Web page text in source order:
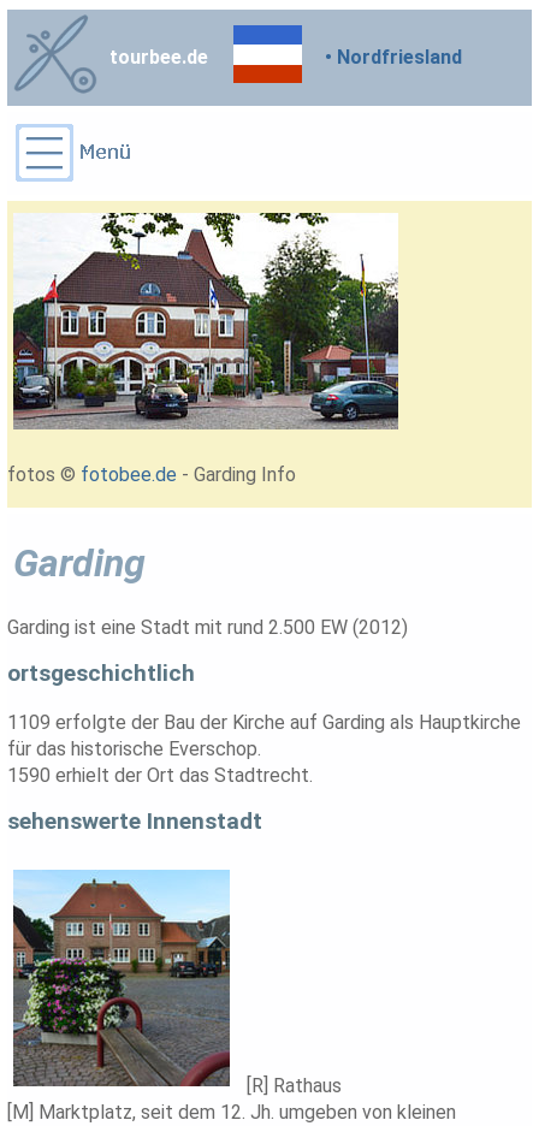
tourbee.de • Nordfriesland
fotos © fotobee.de - Garding Info
Garding
Garding ist eine Stadt mit rund 2.500 EW (2012)
ortsgeschichtlich
1109 erfolgte der Bau der Kirche auf Garding als Hauptkirche
für das historische Everschop.
1590 erhielt der Ort das Stadtrecht.
sehenswerte Innenstadt
[R] Rathaus
[M] Marktplatz, seit dem 12. Jh. umgeben von kleinen